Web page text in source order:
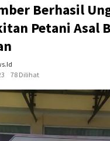
Berhasil
Petani Asal
78 Dilihat